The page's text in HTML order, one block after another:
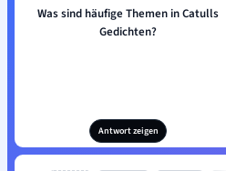
Was sind häufige Themen in Catulls
Gedichten?
Antwort zeigen